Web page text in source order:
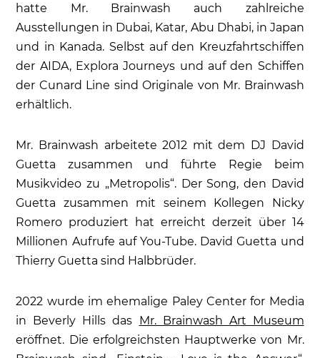
hatte Mr. Brainwash auch zahlreiche
Ausstellungen in Dubai, Katar, Abu Dhabi, in Japan
und in Kanada. Selbst auf den Kreuzfahrtschiffen
der AIDA, Explora Journeys und auf den Schiffen
der Cunard Line sind Originale von Mr. Brainwash
erhältlich.
Mr. Brainwash arbeitete 2012 mit dem DJ David
Guetta zusammen und führte Regie beim
Musikvideo zu „Metropolis“. Der Song, den David
Guetta zusammen mit seinem Kollegen Nicky
Romero produziert hat erreicht derzeit über 14
Millionen Aufrufe auf You-Tube. David Guetta und
Thierry Guetta sind Halbbrüder.
2022 wurde im ehemalige Paley Center for Media
in Beverly Hills das Mr. Brainwash Art Museum
eröffnet. Die erfolgreichsten Hauptwerke von Mr.